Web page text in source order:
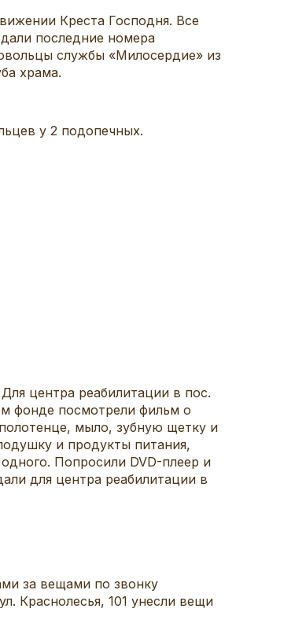
Креста Господня. Все
последние номера
службы «Милосердие» из
храма.
у 2 подопечных.
центра реабилитации в пос.
фонде посмотрели фильм о
мыло, зубную щетку и
и продукты питания,
Попросили DVD-плеер и
для центра реабилитации в
за вещами по звонку
Краснолесья, 101 унесли вещи